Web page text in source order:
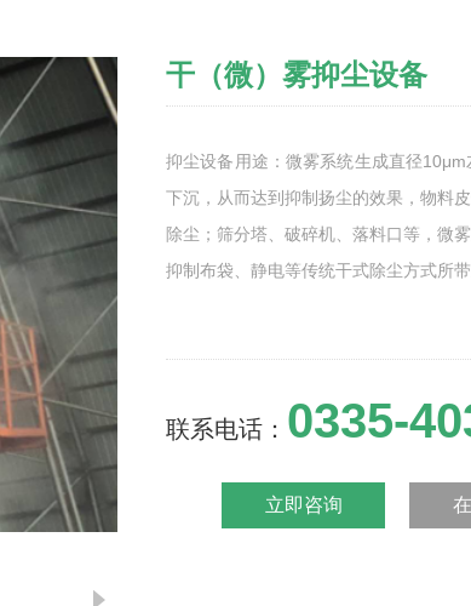
干（微）雾抑尘设备
抑尘设备用途：微雾系统生成直径
下沉，从而达到抑制扬尘的效果，物料
除尘；筛分塔、破碎机、落料口等，微
抑制布袋、静电等传统干式除尘方式所带
联系电话： 0335-
立即咨询